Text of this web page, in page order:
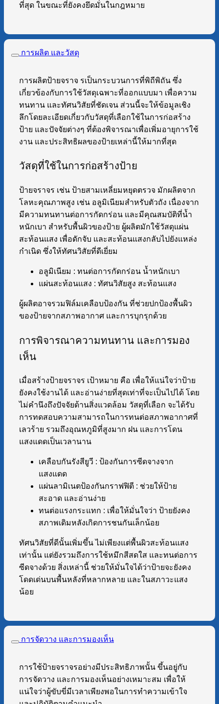
ที่สุด ในขณะที่ยังคงยึดมั่นในกฎหมาย
การผลิต และวัสดุ
การผลิตป้ายจราจ รเป็นกระบวนการที่พิถีพิถัน ซึ่ง
เกี่ยวข้องกับการใช้วัสดุเฉพาะที่ออกแบบมา เพื่อความ
ทนทาน และทัศนวิสัยที่ชัดเจน ส่วนนี้จะให้ข้อมูลเชิง
ลึกโดยละเอียดเกี่ยวกับวัสดุที่เลือกใช้ในการก่อสร้าง
ป้าย และปัจจัยต่างๆ ที่ต้องพิจารณาเพื่อเพิ่มอายุการใช้
งาน และประสิทธิผลของป้ายเหล่านี้ให้มากที่สุด
วัสดุที่ใช้ในการก่อสร้างป้าย
ป้ายจราจร เช่น ป้ายสามเหลี่ยมหยุดตรวจ มักผลิตจาก
โลหะคุณภาพสูง เช่น อลูมิเนียมสำหรับตัวถัง เนื่องจาก
มีความทนทานต่อการกัดกร่อน และมีคุณสมบัติที่น้ำ
หนักเบา สำหรับพื้นผิวของป้าย ผู้ผลิตมักใช้วัสดุแผ่น
สะท้อนแสง เพื่อดักจับ และสะท้อนแสงกลับไปยังแหล่ง
กำเนิด ซึ่งให้ทัศนวิสัยที่ดีเยี่ยม
อลูมิเนียม : ทนต่อการกัดกร่อน น้ำหนักเบา
แผ่นสะท้อนแสง : ทัศนวิสัยสูง สะท้อนแสง
ผู้ผลิตอาจรวมฟิล์มเคลือบป้องกัน ที่ช่วยปกป้องพื้นผิว
ของป้ายจากสภาพอากาศ และการบุกรุกด้วย
การพิจารณาความทนทาน และการมอง
เห็น
เมื่อสร้างป้ายจราจร เป้าหมาย คือ เพื่อให้แน่ใจว่าป้าย
ยังคงใช้งานได้ และอ่านง่ายที่สุดเท่าที่จะเป็นไปได้ โดย
ไม่คำนึงถึงปัจจัยด้านสิ่งแวดล้อม วัสดุที่เลือก จะได้รับ
การทดสอบความสามารถในการทนต่อสภาพอากาศที่
เลวร้าย รวมถึงอุณหภูมิที่สูงมาก ฝน และการโดน
แสงแดดเป็นเวลานาน
เคลือบกันรังสียูวี : ป้องกันการซีดจางจาก
แสงแดด
แผ่นลามิเนตป้องกันกราฟฟิตี : ช่วยให้ป้าย
สะอาด และอ่านง่าย
ทนต่อแรงกระแทก : เพื่อให้มั่นใจว่า ป้ายยังคง
สภาพเดิมหลังเกิดการชนกันเล็กน้อย
ทัศนวิสัยที่ดีนั้นเพิ่มขึ้น ไม่เพียงแต่พื้นผิวสะท้อนแสง
เท่านั้น แต่ยังรวมถึงการใช้หมึกสีสดใส และทนต่อการ
ซีดจางด้วย สิ่งเหล่านี้ ช่วยให้มั่นใจได้ว่าป้ายจะยังคง
โดดเด่นบนพื้นหลังที่หลากหลาย และในสภาวะแสง
น้อย
การจัดวาง และการมองเห็น
การใช้ป้ายจราจรอย่างมีประสิทธิภาพนั้น ขึ้นอยู่กับ
การจัดวาง และการมองเห็นอย่างเหมาะสม เพื่อให้
แน่ใจว่าผู้ขับขี่มีเวลาเพียงพอในการทำความเข้าใจ